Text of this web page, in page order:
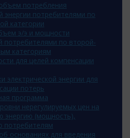
потребления
энергии потребителями по
категории
э/э и мощности
потребителями по второй-
категориям
для целей компенсации
электрической энергии для
потерь
программа
нерегулируемых цен на
энергию (мощность),
потребителям
основаниях для введения